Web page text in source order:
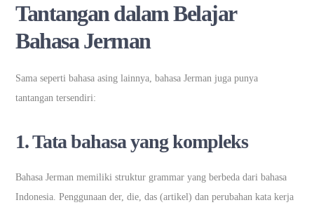
Tantangan dalam Belajar
Bahasa Jerman
Sama seperti bahasa asing lainnya, bahasa Jerman juga punya
tantangan tersendiri:
1. Tata bahasa yang kompleks
Bahasa Jerman memiliki struktur grammar yang berbeda dari bahasa
Indonesia. Penggunaan der, die, das (artikel) dan perubahan kata kerja